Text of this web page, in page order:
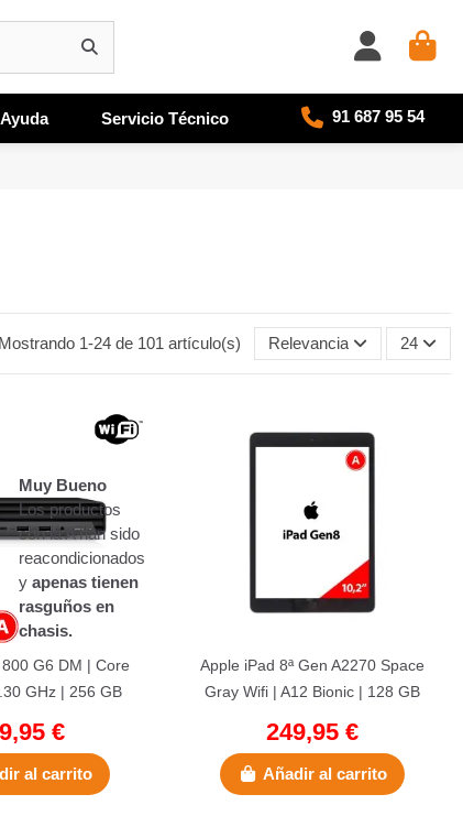
Ayuda Servicio Técnico 91 687 95 54
Mostrando 1-24 de 101 artículo(s) Relevancia 24
Muy Bueno
Los productos
con la A han sido
reacondicionados
yapenas tienen
rasguños en
chasis.
G6 DM | Core
GHz | 256 GB
€
al carrito
Apple iPad 8ª Gen A2270 Space
Gray Wifi | A12 Bionic | 128 GB
249,95 €
Añadir al carrito